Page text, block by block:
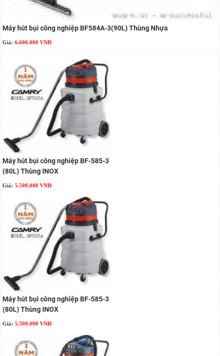
Máy hút bụi công nghiệp BF584A-3(90L) Thùng Nhựa
Giá: 6.600.000 VND
Máy hút bụi công nghiệp BF-585-3
(80L) Thùng INOX
Giá: 5.500.000 VND
Máy hút bụi công nghiệp BF-585-3
(80L) Thùng INOX
Giá: 5.500.000 VND